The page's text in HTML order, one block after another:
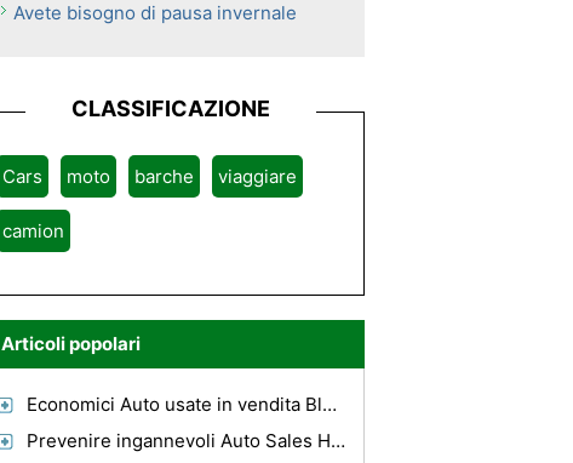
Avete bisogno di pausa invernale
CLASSIFICAZIONE
Cars moto barche viaggiare
camion
Articoli popolari
Economici Auto usate in vendita Blu Prenota online
Prevenire ingannevoli Auto Sales Houston